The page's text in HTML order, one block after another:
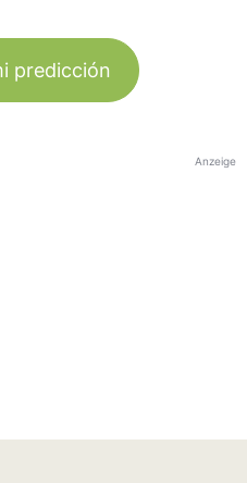
predicción
Anzeige